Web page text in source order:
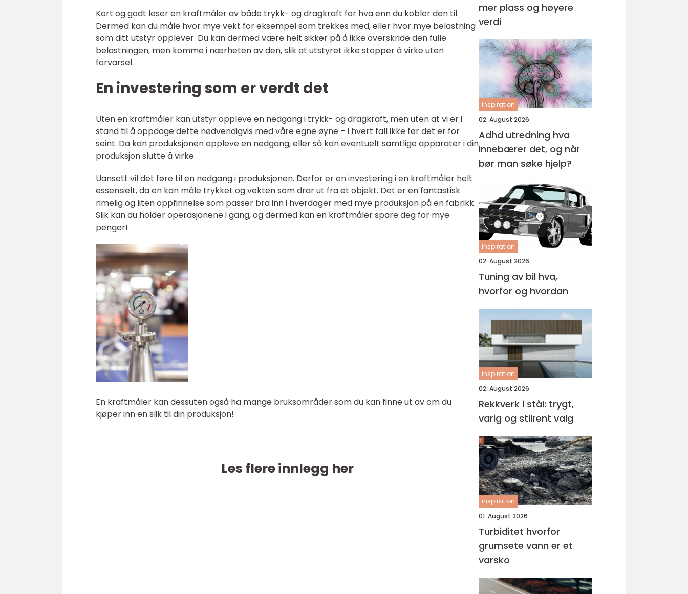
Kort og godt leser en kraftmåler av både trykk- og dragkraft for hva enn du kobler den til.
Dermed kan du måle hvor mye vekt for eksempel som trekkes med, eller hvor mye belastning
som ditt utstyr opplever. Du kan dermed være helt sikker på å ikke overskride den fulle
belastningen, men komme i nærheten av den, slik at utstyret ikke stopper å virke uten
forvarsel.
En investering som er verdt det
Uten en kraftmåler kan utstyr oppleve en nedgang i trykk- og dragkraft, men uten at vi er i
stand til å oppdage dette nødvendigvis med våre egne øyne – i hvert fall ikke før det er for
seint. Da kan produksjonen oppleve en nedgang, eller så kan eventuelt samtlige apparater i din
produksjon slutte å virke.
Uansett vil det føre til en nedgang i produksjonen. Derfor er en investering i en kraftmåler helt
essensielt, da en kan måle trykket og vekten som drar ut fra et objekt. Det er en fantastisk
rimelig og liten oppfinnelse som passer bra inn i hverdager med mye produksjon på en fabrikk.
Slik kan du holder operasjonene i gang, og dermed kan en kraftmåler spare deg for mye
penger!
En kraftmåler kan dessuten også ha mange bruksområder som du kan finne ut av om du
kjøper inn en slik til din produksjon!
Les flere innlegg her
mer plass og høyere
verdi
inspiration
02. August 2026
Adhd utredning hva
innebærer det, og når
bør man søke hjelp?
inspiration
02. August 2026
Tuning av bil hva,
hvorfor og hvordan
inspiration
02. August 2026
Rekkverk i stål: trygt,
varig og stilrent valg
inspiration
01. August 2026
Turbiditet hvorfor
grumsete vann er et
varsko